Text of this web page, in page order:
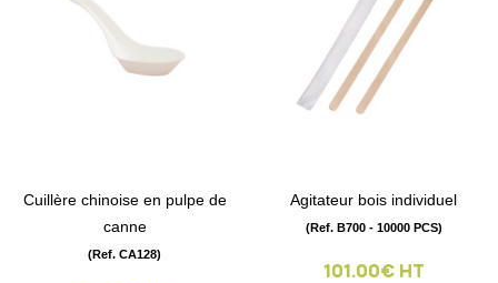
Cuillère chinoise en pulpe de
canne
(Ref. CA128)
Agitateur bois individuel
(Ref. B700 - 10000 PCS)
101.00€ HT